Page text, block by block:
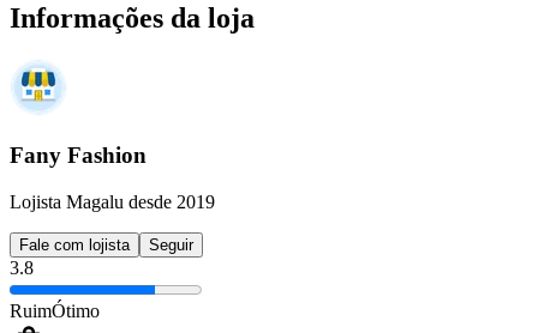
Informações da loja
Fany Fashion
Lojista Magalu desde 2019
Fale com lojista Seguir
3.8
RuimÓtimo